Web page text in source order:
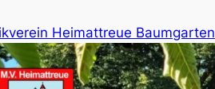
Heimattreue Baumgarten